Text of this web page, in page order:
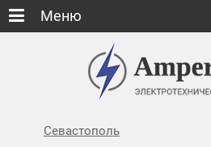
Севастополь
Меню